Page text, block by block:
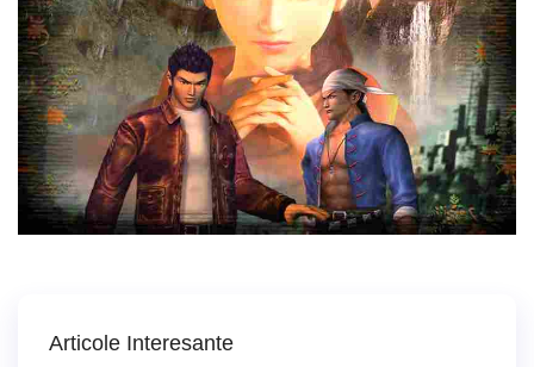
Articole Interesante